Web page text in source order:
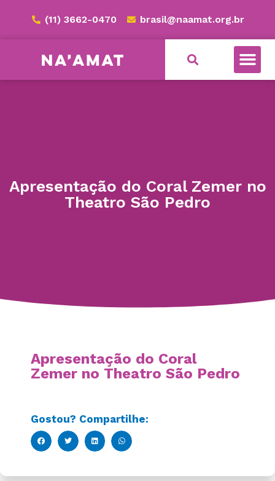
(11) 3662-0470 brasil@naamat.org.br
Apresentação do Coral Zemer no
Theatro São Pedro
Apresentação do Coral
Zemer no Theatro São Pedro
Gostou? Compartilhe: